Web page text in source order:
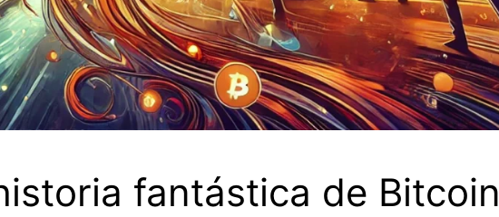
fantástica de Bitcoin